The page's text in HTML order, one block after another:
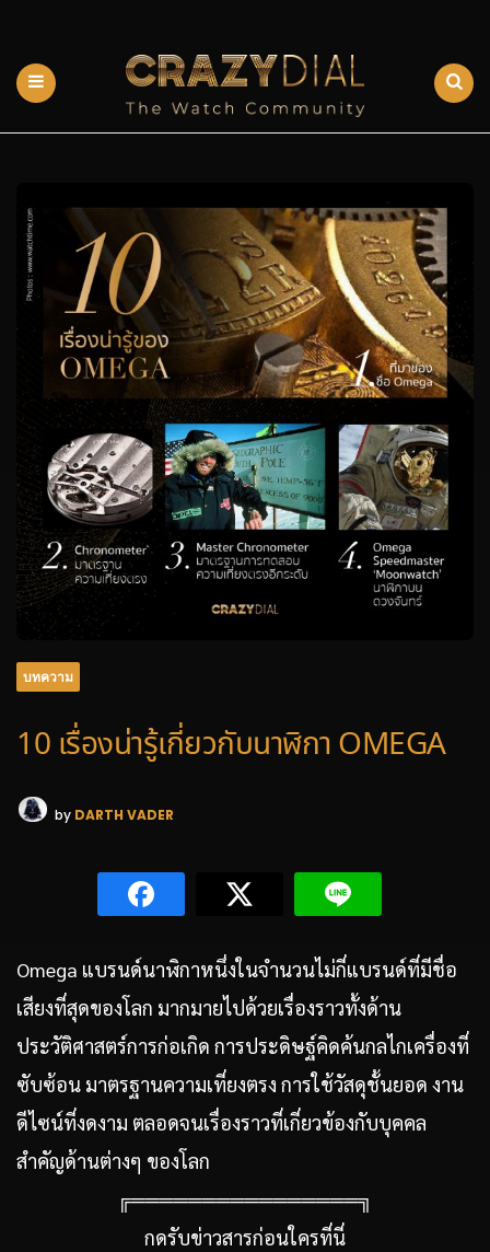
บทความ
10 เรื่องน่ารู้เกี่ยวกับนาฬิกา OMEGA
by DARTH VADER
Omega แบรนด์นาฬิกาหนึ่งในจำนวนไม่กี่แบรนด์ที่มีชื่อ
เสียงที่สุดของโลก มากมายไปด้วยเรื่องราวทั้งด้าน
ประวัติศาสตร์การก่อเกิด การประดิษฐ์คิดค้นกลไกเครื่องที่
ซับซ้อน มาตรฐานความเที่ยงตรง การใช้วัสดุชั้นยอด งาน
ดีไซน์ที่งดงาม ตลอดจนเรื่องราวที่เกี่ยวข้องกับบุคคล
สำคัญด้านต่างๆ ของโลก
╔════════════════╗
กดรับข่าวสารก่อนใครที่นี่